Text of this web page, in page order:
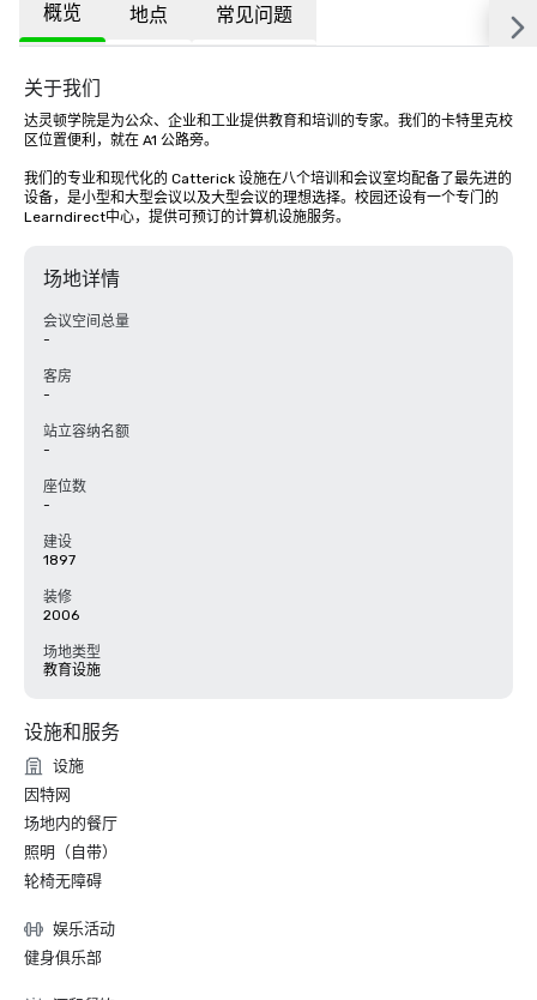
概览 地点 常见问题
关于我们
达灵顿学院是为公众、企业和工业提供教育和培训的专家。我们的卡特里克校
区位置便利，就在 A1 公路旁。
我们的专业和现代化的 Catterick 设施在八个培训和会议室均配备了最先进的
设备，是小型和大型会议以及大型会议的理想选择。校园还设有一个专门的
Learndirect中心，提供可预订的计算机设施服务。
场地详情
会议空间总量
-
客房
-
站立容纳名额
-
座位数
-
建设
1897
装修
2006
场地类型
教育设施
设施和服务
设施
因特网
场地内的餐厅
照明（自带）
轮椅无障碍
娱乐活动
健身俱乐部